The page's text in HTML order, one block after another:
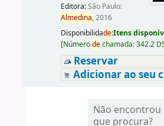
Editora:São Paulo:
Almedina,2016
Disponibilidade:Itens
[Númerodechamada:342.2
Reservar
Adicionar ao seu
Não encontrou
que procura?